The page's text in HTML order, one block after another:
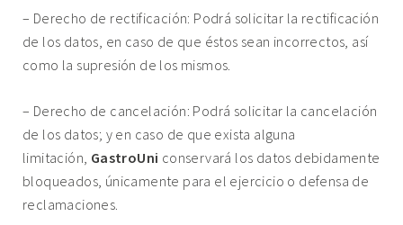
– Derecho de rectificación: Podrá solicitar la rectificación
de los datos, en caso de que éstos sean incorrectos, así
como la supresión de los mismos.
– Derecho de cancelación: Podrá solicitar la cancelación
de los datos; y en caso de que exista alguna
limitación, GastroUni conservará los datos debidamente
bloqueados, únicamente para el ejercicio o defensa de
reclamaciones.